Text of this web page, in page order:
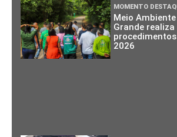
MOMENTO
Meio
Grande
2026